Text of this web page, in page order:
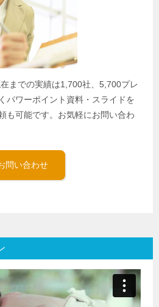
までの実績は1,700社、5,700プレ
パワーポイント資料・スライドを
も可能です。お気軽にお問い合わ
問い合わせ